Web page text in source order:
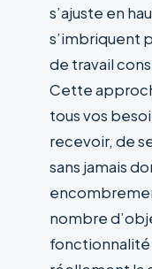
s’ajuste en
s’imbriquent
de travail
Cette
tous vos
recevoir, de
sans jamais
nombre
fonctionnalité